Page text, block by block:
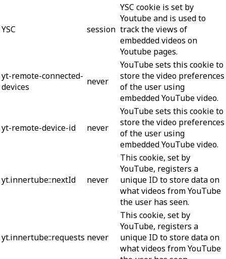
YSC session
YSC cookie is set by
Youtube and is used to
track the views of
embedded videos on
Youtube pages.
yt-remote-connected-
devices
never
YouTube sets this cookie to
store the video preferences
of the user using
embedded YouTube video.
yt-remote-device-id never
YouTube sets this cookie to
store the video preferences
of the user using
embedded YouTube video.
yt.innertube::nextId never
This cookie, set by
YouTube, registers a
unique ID to store data on
what videos from YouTube
the user has seen.
yt.innertube::requests never
This cookie, set by
YouTube, registers a
unique ID to store data on
what videos from YouTube